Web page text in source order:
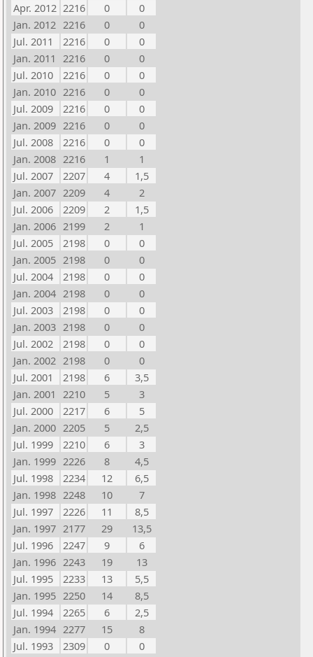
Apr. 2012 2216 0
0
Jan. 2012 2216 0
0
Jul. 2011
2216 0
0
Jan. 2011 2216 0
0
Jul. 2010
2216 0
0
Jan. 2010 2216 0
0
Jul. 2009
2216 0
0
Jan. 2009 2216 0
0
Jul. 2008
2216 0
0
Jan. 2008 2216 1
1
Jul. 2007
2207 4
1,5
Jan. 2007 2209 4
2
Jul. 2006
2209 2
1,5
Jan. 2006 2199 2
1
Jul. 2005
2198 0
0
Jan. 2005 2198 0
0
Jul. 2004
2198 0
0
Jan. 2004 2198 0
0
Jul. 2003
2198 0
0
Jan. 2003 2198 0
0
Jul. 2002
2198 0
0
Jan. 2002 2198 0
0
Jul. 2001
2198 6
3,5
Jan. 2001 2210 5
3
Jul. 2000
2217 6
5
Jan. 2000 2205 5
2,5
Jul. 1999
2210 6
3
Jan. 1999 2226 8
4,5
Jul. 1998
2234 12
6,5
Jan. 1998 2248 10
7
Jul. 1997
2226 11
8,5
Jan. 1997 2177 29
13,5
Jul. 1996
2247 9
6
Jan. 1996 2243 19
13
Jul. 1995
2233 13
5,5
Jan. 1995 2250 14
8,5
Jul. 1994
2265 6
2,5
Jan. 1994 2277 15
8
Jul. 1993
2309 0
0